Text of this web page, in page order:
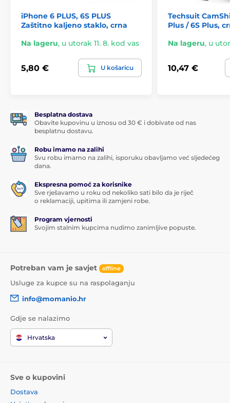
iPhone 6 PLUS, 6S PLUS
Zaštitno kaljeno staklo, crna
Na lageru, u utorak 11. 8. kod vas
5,80 € U košaricu
Techsuit
Plus / 6S Plus,
Na lageru, u
10,47 €
Besplatna dostava
Obavite kupovinu u iznosu od 30 € i dobivate od nas
besplatnu dostavu.
Robu imamo na zalihi
Svu robu imamo na zalihi, isporuku obavljamo već sljedećeg
dana.
Ekspresna pomoć za korisnike
Sve rješavamo u roku od nekoliko sati bilo da je riječ
o reklamaciji, upitima ili zamjeni robe.
Program vjernosti
Svojim stalnim kupcima nudimo zanimljive popuste.
Potreban vam je savjet offline
Usluge za kupce su na raspolaganju
info@momanio.hr
Gdje se nalazimo
Hrvatska
Sve o kupovini
Dostava